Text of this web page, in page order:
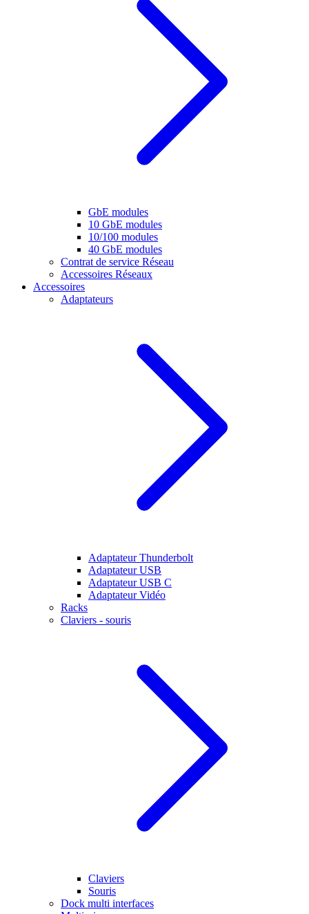
GbE modules
10 GbE modules
10/100 modules
40 GbE modules
Contrat de service Réseau
Accessoires Réseaux
Accessoires
Adaptateurs
Adaptateur Thunderbolt
Adaptateur USB
Adaptateur USB C
Adaptateur Vidéo
Racks
Claviers - souris
Claviers
Souris
Dock multi interfaces